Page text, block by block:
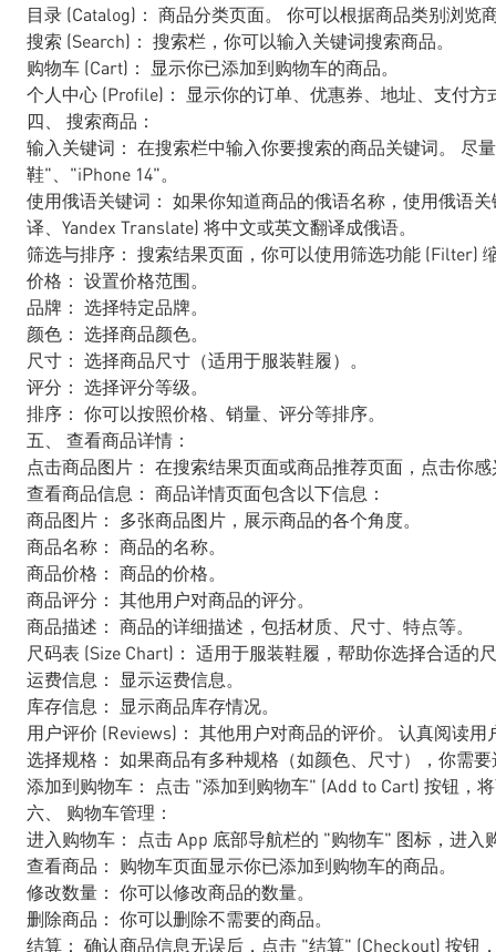
目录 (Catalog)： 商品分类页面。 你可以根据商品类别浏
搜索 (Search)： 搜索栏，你可以输入关键词搜索商品。
购物车 (Cart)： 显示你已添加到购物车的商品。
个人中心 (Profile)： 显示你的订单、优惠券、地址、支付方
四、 搜索商品：
输入关键词： 在搜索栏中输入你要搜索的商品关键词。 尽
鞋"、"iPhone 14"。
使用俄语关键词： 如果你知道商品的俄语名称，使用俄语
译、Yandex Translate) 将中文或英文翻译成俄语。
筛选与排序： 搜索结果页面，你可以使用筛选功能 (Filter)
价格： 设置价格范围。
品牌： 选择特定品牌。
颜色： 选择商品颜色。
尺寸： 选择商品尺寸（适用于服装鞋履）。
评分： 选择评分等级。
排序： 你可以按照价格、销量、评分等排序。
五、 查看商品详情：
点击商品图片： 在搜索结果页面或商品推荐页面，点击你
查看商品信息： 商品详情页面包含以下信息：
商品图片： 多张商品图片，展示商品的各个角度。
商品名称： 商品的名称。
商品价格： 商品的价格。
商品评分： 其他用户对商品的评分。
商品描述： 商品的详细描述，包括材质、尺寸、特点等。
尺码表 (Size Chart)： 适用于服装鞋履，帮助你选择合适的
运费信息： 显示运费信息。
库存信息： 显示商品库存情况。
用户评价 (Reviews)： 其他用户对商品的评价。 认真阅读
选择规格： 如果商品有多种规格（如颜色、尺寸），你需
添加到购物车： 点击 "添加到购物车" (Add to Cart) 按钮，
六、 购物车管理：
进入购物车： 点击 App 底部导航栏的 "购物车" 图标，进入
查看商品： 购物车页面显示你已添加到购物车的商品。
修改数量： 你可以修改商品的数量。
删除商品： 你可以删除不需要的商品。
结算： 确认商品信息无误后，点击 "结算" (Checkout) 按钮